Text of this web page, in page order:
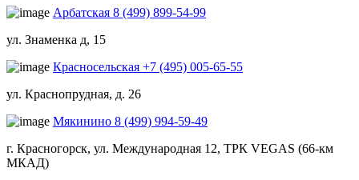
Арбатская 8 (499) 899-54-99
ул. Знаменка д, 15
Красносельская +7 (495) 005-65-55
ул. Краснопрудная, д. 26
Мякинино 8 (499) 994-59-49
г. Красногорск, ул. Международная 12, ТРК VEGAS (66-км
МКАД)